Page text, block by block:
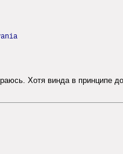
Хотя винда в принципе